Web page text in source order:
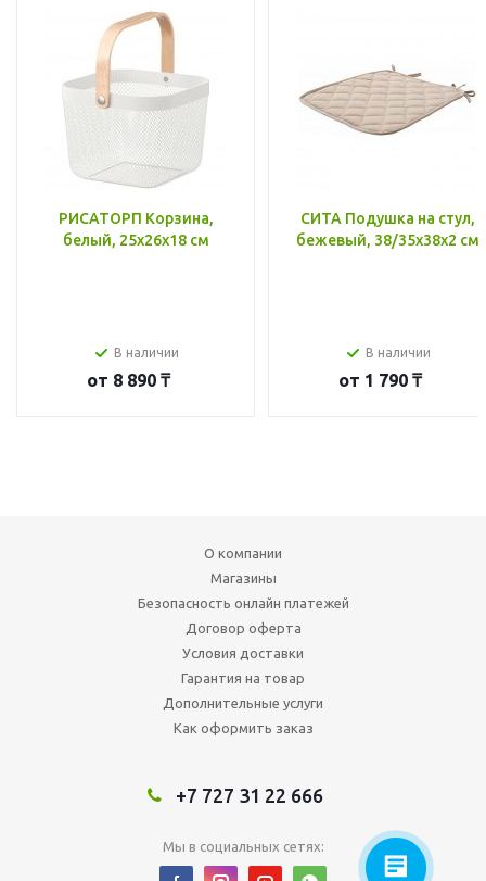
РИСАТОРП Корзина,
белый, 25x26x18 см
В наличии
от 8 890 ₸
СИТА Подушка на стул,
бежевый, 38/35x38x2 см
В наличии
от 1 790 ₸
О компании
Магазины
Безопасность онлайн платежей
Договор оферта
Условия доставки
Гарантия на товар
Дополнительные услуги
Как оформить заказ
+7 727 31 22 666
Мы в социальных сетях: